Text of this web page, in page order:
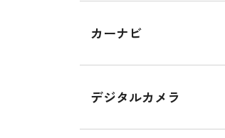
カーナビ
デジタルカメラ